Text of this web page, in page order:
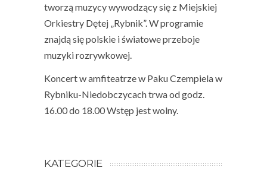
tworzą muzycy wywodzący się z Miejskiej
Orkiestry Dętej „Rybnik”. W programie
znajdą się polskie i światowe przeboje
muzyki rozrywkowej.
Koncert w amfiteatrze w Paku Czempiela w
Rybniku-Niedobczycach trwa od godz.
16.00 do 18.00 Wstęp jest wolny.
KATEGORIE